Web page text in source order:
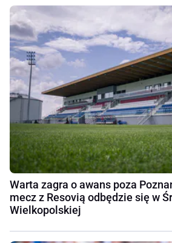
Warta zagra o awans poza
mecz z Resovią odbędzie się w
Wielkopolskiej